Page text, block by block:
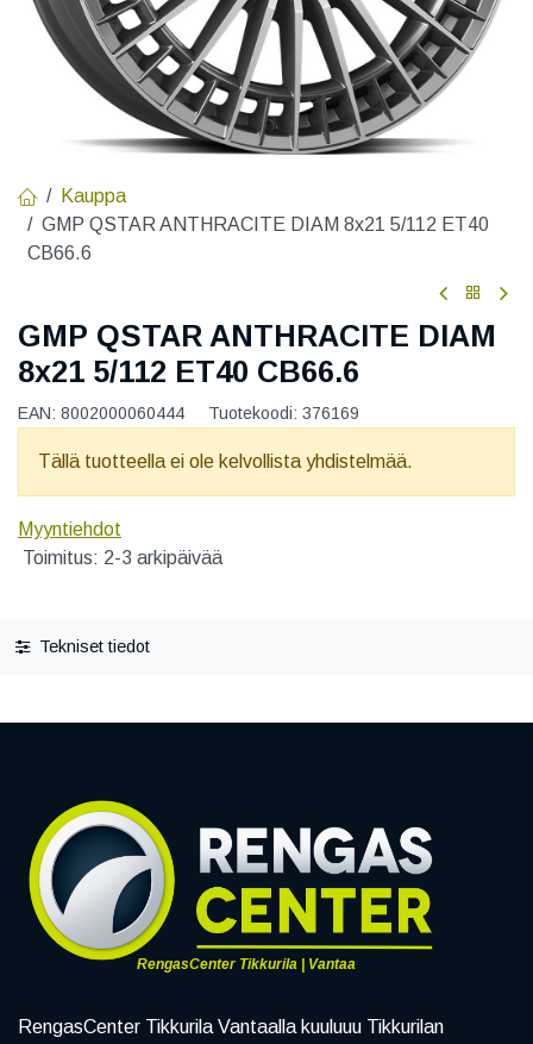
Kauppa
GMP QSTAR ANTHRACITE DIAM 8x21 5/112 ET40
CB66.6
GMP QSTAR ANTHRACITE DIAM
8x21 5/112 ET40 CB66.6
EAN: 8002000060444 Tuotekoodi: 376169
Tällä tuotteella ei ole kelvollista yhdistelmää.
Myyntiehdot
Toimitus: 2-3 arkipäivää
Tekniset tiedot
RengasCenter Tikkurila | Vantaa
RengasCenter Tikkurila Vantaalla kuuluuu Tikkurilan